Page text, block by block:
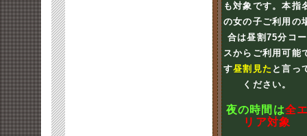
も対象です。本指
の女の子ご利用の
合は昼割75分コー
スからご利用可能
す昼割見た と言っ
ください。
夜の時間は全
リア対象